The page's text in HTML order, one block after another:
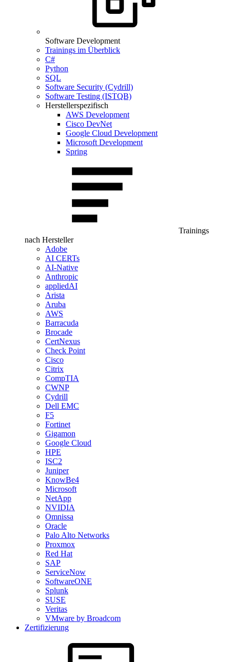
Software Development
Trainings im Überblick
C#
Python
SQL
Software Security (Cydrill)
Software Testing (ISTQB)
Herstellerspezifisch
AWS Development
Cisco DevNet
Google Cloud Development
Microsoft Development
Spring
Trainings
nach Hersteller
Adobe
AI CERTs
AI-Native
Anthropic
appliedAI
Arista
Aruba
AWS
Barracuda
Brocade
CertNexus
Check Point
Cisco
Citrix
CompTIA
CWNP
Cydrill
Dell EMC
F5
Fortinet
Gigamon
Google Cloud
HPE
ISC2
Juniper
KnowBe4
Microsoft
NetApp
NVIDIA
Omnissa
Oracle
Palo Alto Networks
Proxmox
Red Hat
SAP
ServiceNow
SoftwareONE
Splunk
SUSE
Veritas
VMware by Broadcom
Zertifizierung